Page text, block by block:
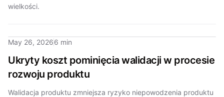
wielkości.
May 26, 20266 min
Ukryty koszt pominięcia walidacji w procesie
rozwoju produktu
Walidacja produktu zmniejsza ryzyko niepowodzenia produktu